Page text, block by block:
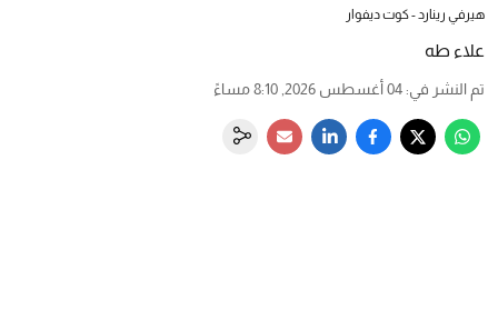
هيرفي رينارد - كوت ديفوار
علاء طه
تم النشر في: 04 أغسطس 2026, 8:10 مساءً